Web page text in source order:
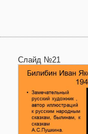
Слайд №21